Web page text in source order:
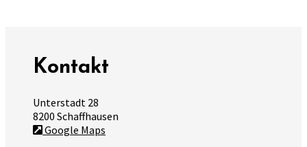
Kontakt
Unterstadt 28
8200 Schaffhausen
Google Maps